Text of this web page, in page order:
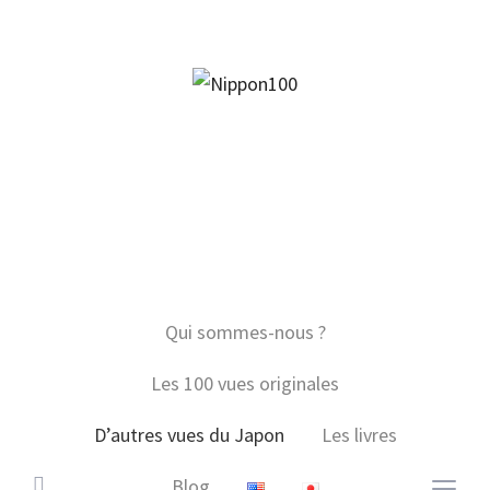
Qui sommes-nous ?
Les 100 vues originales
D’autres vues du Japon Les livres